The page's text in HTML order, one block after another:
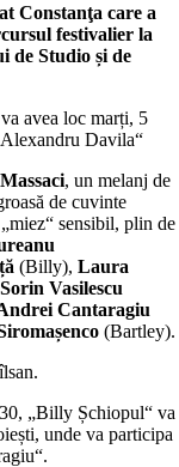
Constanţa care a
festivalier la
de Studio și de
avea loc marți, 5
Davila“
, un melanj de
de cuvinte
sensibil, plin de
(Billy), Laura
Vasilescu
Cantaragiu
(Bartley).
„Billy Șchiopul“ va
unde va participa